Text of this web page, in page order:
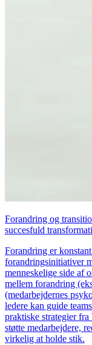
Forandring og
succesfuld
Forandring er
forandringsinitiativer
menneskelige side af
mellem forandring
(medarbejdernes
ledere kan guide
praktiske strategier
støtte medarbejdere,
virkelig at holde stik.